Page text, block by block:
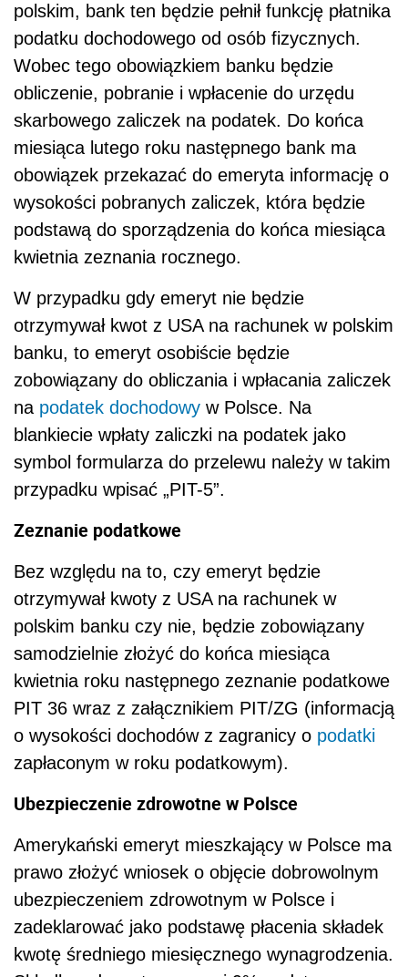
polskim, bank ten będzie pełnił funkcję płatnika
podatku dochodowego od osób fizycznych.
Wobec tego obowiązkiem banku będzie
obliczenie, pobranie i wpłacenie do urzędu
skarbowego zaliczek na podatek. Do końca
miesiąca lutego roku następnego bank ma
obowiązek przekazać do emeryta informację o
wysokości pobranych zaliczek, która będzie
podstawą do sporządzenia do końca miesiąca
kwietnia zeznania rocznego.
W przypadku gdy emeryt nie będzie
otrzymywał kwot z USA na rachunek w polskim
banku, to emeryt osobiście będzie
zobowiązany do obliczania i wpłacania zaliczek
na podatek dochodowy w Polsce. Na
blankiecie wpłaty zaliczki na podatek jako
symbol formularza do przelewu należy w takim
przypadku wpisać „PIT-5”.
Zeznanie podatkowe
Bez względu na to, czy emeryt będzie
otrzymywał kwoty z USA na rachunek w
polskim banku czy nie, będzie zobowiązany
samodzielnie złożyć do końca miesiąca
kwietnia roku następnego zeznanie podatkowe
PIT 36 wraz z załącznikiem PIT/ZG (informacją
o wysokości dochodów z zagranicy o podatki
zapłaconym w roku podatkowym).
Ubezpieczenie zdrowotne w Polsce
Amerykański emeryt mieszkający w Polsce ma
prawo złożyć wniosek o objęcie dobrowolnym
ubezpieczeniem zdrowotnym w Polsce i
zadeklarować jako podstawę płacenia składek
kwotę średniego miesięcznego wynagrodzenia.